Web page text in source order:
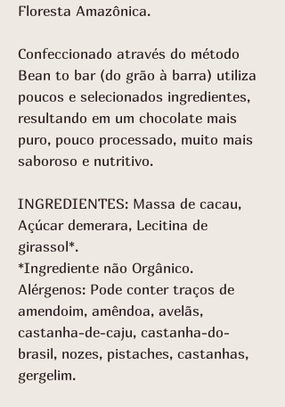
Floresta Amazônica.
Confeccionado através do método
Bean to bar (do grão à barra) utiliza
poucos e selecionados ingredientes,
resultando em um chocolate mais
puro, pouco processado, muito mais
saboroso e nutritivo.
INGREDIENTES: Massa de cacau,
Açúcar demerara, Lecitina de
girassol*.
*Ingrediente não Orgânico.
Alérgenos: Pode conter traços de
amendoim, amêndoa, avelãs,
castanha-de-caju, castanha-do-
brasil, nozes, pistaches, castanhas,
gergelim.